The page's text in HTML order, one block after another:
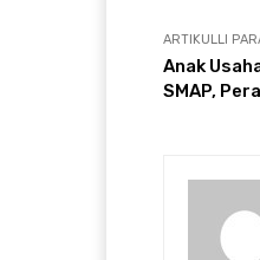
ARTIKULLI
Anak
SMAP,